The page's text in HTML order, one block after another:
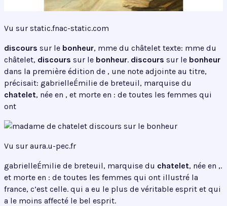
Vu sur static.fnac-static.com
discours sur le bonheur, mme du châtelet texte: mme du
châtelet, discours sur le bonheur. discours sur le bonheur
dans la première édition de , une note adjointe au titre,
précisait: gabrielleÉmilie de breteuil, marquise du
chatelet, née en , et morte en : de toutes les femmes qui
ont
Vu sur aura.u-pec.fr
gabrielleÉmilie de breteuil, marquise du chatelet, née en ,.
et morte en : de toutes les femmes qui ont illustré la
france, c’est celle. qui a eu le plus de véritable esprit et qui
a le moins affecté le bel esprit.